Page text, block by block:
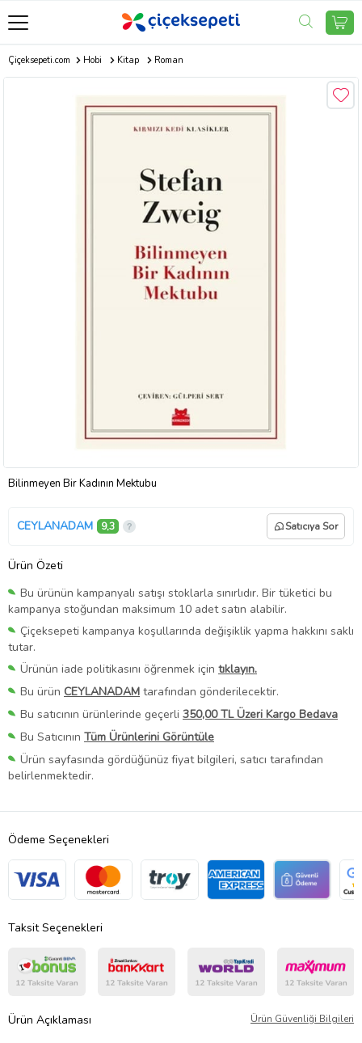
Çiçeksepeti.com Hobi Kitap Roman
Bilinmeyen Bir Kadının Mektubu
CEYLANADAM 9,3 Satıcıya Sor
Ürün Özeti
Bu ürünün kampanyalı satışı stoklarla sınırlıdır. Bir tüketici bu
kampanya stoğundan maksimum 10 adet satın alabilir.
Çiçeksepeti kampanya koşullarında değişiklik yapma hakkını saklı
tutar.
Ürünün iade politikasını öğrenmek için tıklayın.
Bu ürün CEYLANADAM tarafından gönderilecektir.
Bu satıcının ürünlerinde geçerli 350,00 TL Üzeri Kargo Bedava
Bu Satıcının Tüm Ürünlerini Görüntüle
Ürün sayfasında gördüğünüz fiyat bilgileri, satıcı tarafından
belirlenmektedir.
Ödeme Seçenekleri
Taksit Seçenekleri
Ürün Açıklaması Ürün Güvenliği Bilgileri